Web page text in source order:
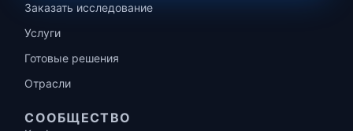
Заказать исследование
Услуги
Готовые решения
Отрасли
СООБЩЕСТВО